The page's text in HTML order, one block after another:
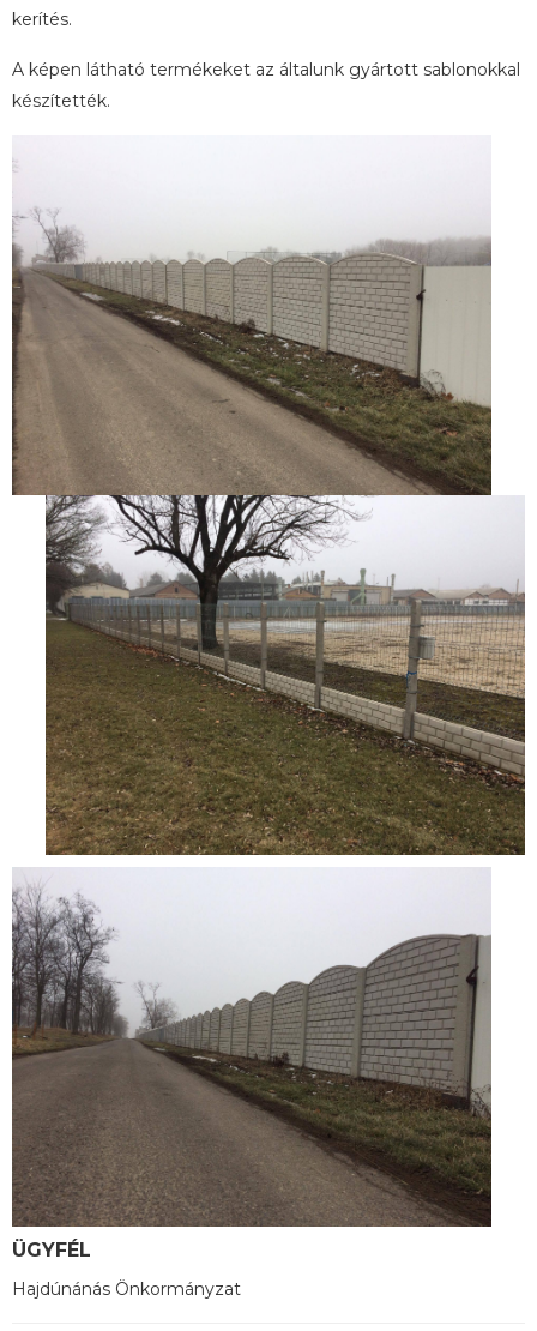
kerítés.
A képen látható termékeket az általunk gyártott sablonokkal
készítették.
ÜGYFÉL
Hajdúnánás Önkormányzat